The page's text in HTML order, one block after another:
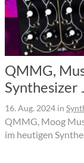
QMMG,
Synthesizer
16. Aug. 2024 in
QMMG, Moog
im heutigen